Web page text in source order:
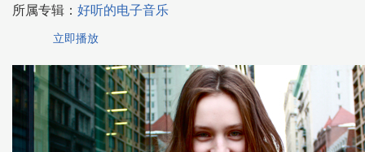
所属专辑： 好听的电子音乐
立即播放